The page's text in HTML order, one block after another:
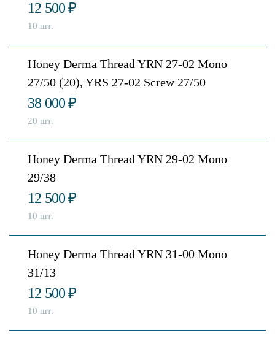
12 500₽
10 шт.
Honey Derma Thread YRN 27-02 Mono
27/50 (20), YRS 27-02 Screw 27/50
38 000₽
20 шт.
Honey Derma Thread YRN 29-02 Mono
29/38
12 500₽
10 шт.
Honey Derma Thread YRN 31-00 Mono
31/13
12 500₽
10 шт.